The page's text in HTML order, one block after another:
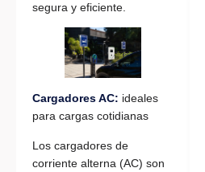
segura y eficiente.
Cargadores AC: ideales
para cargas cotidianas
Los cargadores de
corriente alterna (AC) son